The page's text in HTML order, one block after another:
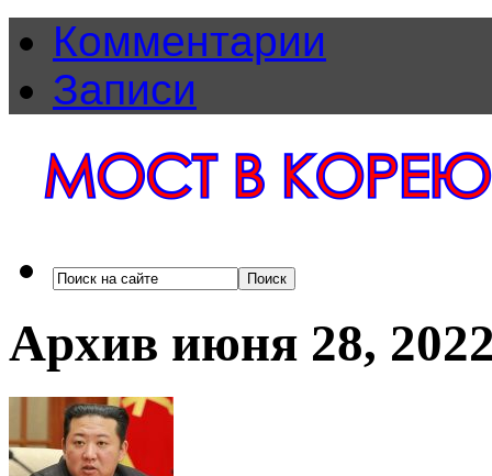
Комментарии
Записи
Архив июня 28,